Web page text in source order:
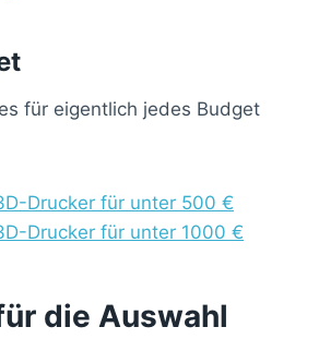
für eigentlich jedes Budget
Drucker für unter 500 €
Drucker für unter 1000 €
die Auswahl